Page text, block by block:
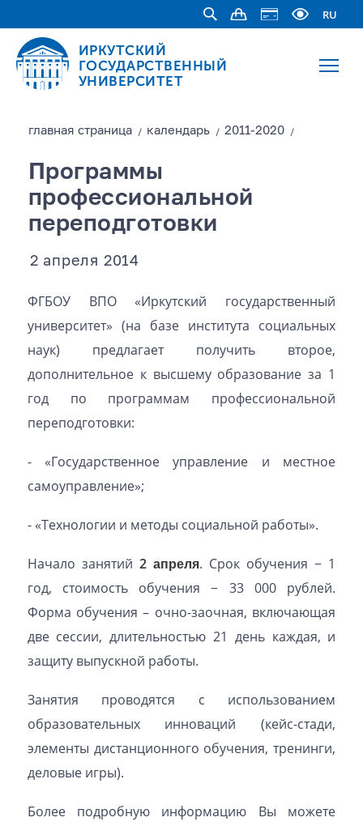
RU
ИРКУТСКИЙ
ГОСУДАРСТВЕННЫЙ
УНИВЕРСИТЕТ
главная страницa / календарь / 2011-2020 /
Программы
профессиональной
переподготовки
2 апреля 2014
ФГБОУ ВПО «Иркутский государственный
университет» (на базе института социальных
наук) предлагает получить второе,
дополнительное к высшему образование за 1
год по программам профессиональной
переподготовки:
- «Государственное управление и местное
самоуправление»;
- «Технологии и методы социальной работы».
Начало занятий 2 апреля. Срок обучения − 1
год, стоимость обучения − 33 000 рублей.
Форма обучения – очно-заочная, включающая
две сессии, длительностью 21 день каждая, и
защиту выпускной работы.
Занятия проводятся с использованием
образовательных инноваций (кейс-стади,
элементы дистанционного обучения, тренинги,
деловые игры).
Более подробную информацию Вы можете